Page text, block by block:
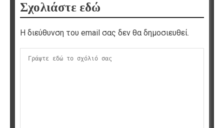
Σχολιάστε εδώ
Η διεύθυνση του email σας δεν θα δημοσιευθεί.